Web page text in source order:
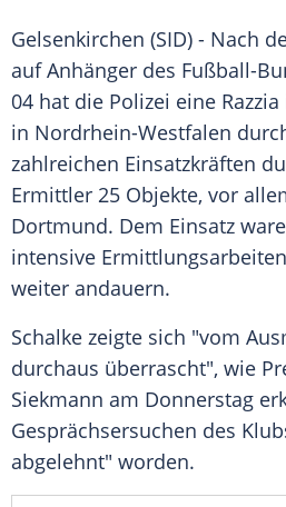
Gelsenkirchen (SID) - Nach
aufAnhänger des Fußball-
04 hat die Polizei eine Razzia
in Nordrhein-Westfalen
zahlreichen Einsatzkräften
Ermittler 25 Objekte, vor
Dortmund. Dem Einsatz
intensive
weiter andauern.
Schalke zeigte sich "vom
durchaus überrascht", wie
Siekmann am Donnerstag
Gesprächsersuchen des
abgelehnt" worden.